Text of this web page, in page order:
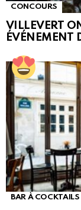
CONCOURS
VILLEVERT
ÉVÉNEMENT
BAR À COCKTAILS